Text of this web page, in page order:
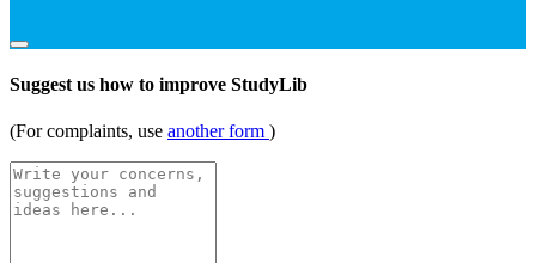
Suggest us how to improve StudyLib
(For complaints, use another form )